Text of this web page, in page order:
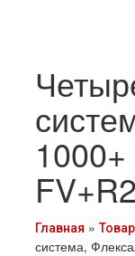
1000+
Главная »
система,